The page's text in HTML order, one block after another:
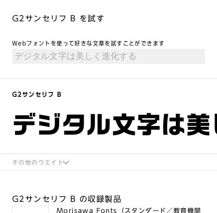
G2サンセリフ B を試す
Webフォントを使って好きな文章を試すことができます
G2サンセリフ B
デジタル文字は
その他のウエイト
G2サンセリフ B の収録製品
Morisawa Fonts（スタンダード／教育機関